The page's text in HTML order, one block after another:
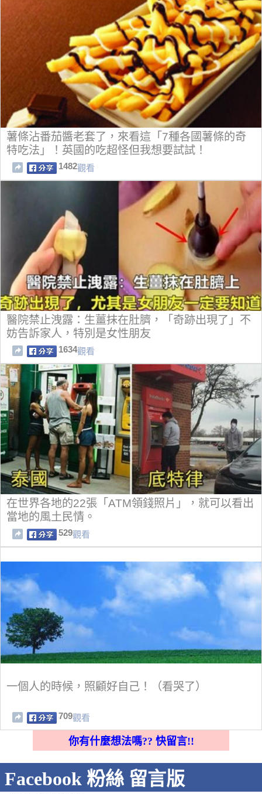
薯條沾番茄醬老套了，來看這「7種各國薯條的奇
特吃法」！英國的吃超怪但我想要試試！
1482觀看
醫院禁止洩露：生薑抹在肚臍，「奇跡出現了」不
妨告訴家人，特別是女性朋友
1634觀看
在世界各地的22張「ATM領錢照片」，就可以看出
當地的風土民情。
529觀看
一個人的時候，照顧好自己！（看哭了）
709觀看
你有什麼想法嗎?? 快留言!!
Facebook 粉絲 留言版